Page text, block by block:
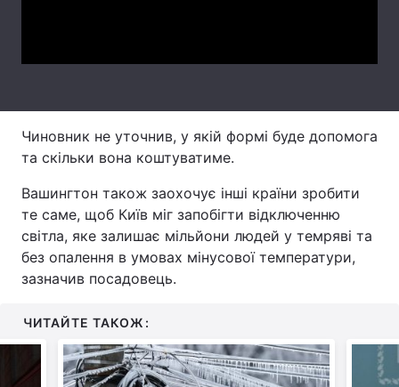
Чиновник не уточнив, у якій формі буде допомога
та скільки вона коштуватиме.
Вашингтон також заохочує інші країни зробити
те саме, щоб Київ міг запобігти відключенню
світла, яке залишає мільйони людей у ​​темряві та
без опалення в умовах мінусової температури,
зазначив посадовець.
ЧИТАЙТЕ ТАКОЖ: